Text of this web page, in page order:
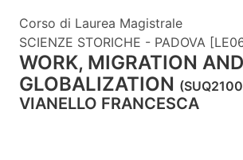
Corso di Laurea Magistrale
SCIENZE STORICHE - PADOVA
WORK, MIGRATION AND
GLOBALIZATION
VIANELLO FRANCESCA